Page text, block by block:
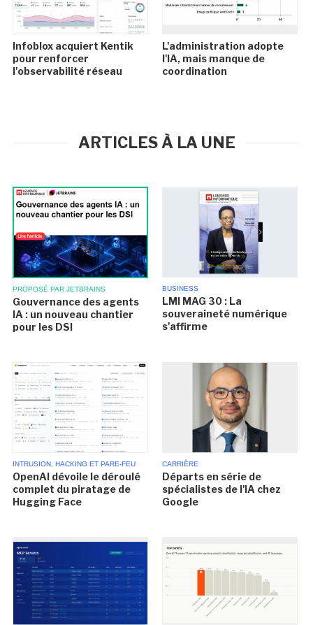
Infoblox acquiert Kentik
pour renforcer
l'observabilité réseau
L'administration adopte
l'IA, mais manque de
coordination
ARTICLES À LA UNE
PROPOSÉ PAR JETBRAINS
Gouvernance des agents
IA : un nouveau chantier
pour les DSI
BUSINESS
LMI MAG 30 : La
souveraineté numérique
s'affirme
INTRUSION, HACKING ET PARE-FEU
OpenAI dévoile le déroulé
complet du piratage de
Hugging Face
CARRIÈRE
Départs en série de
spécialistes de l'IA chez
Google